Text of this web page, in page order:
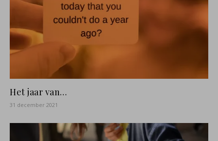
Het jaar van…
31 december 2021